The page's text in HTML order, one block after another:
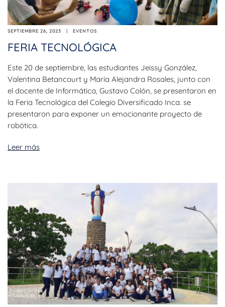
SEPTIEMBRE 26, 2023 EVENTOS
FERIA TECNOLÓGICA
Este 20 de septiembre, las estudiantes Jeissy González,
Valentina Betancourt y María Alejandra Rosales, junto con
el docente de Informática, Gustavo Colón, se presentaron en
la Feria Tecnológica del Colegio Diversificado Inca. se
presentaron para exponer un emocionante proyecto de
robótica.
Leer más